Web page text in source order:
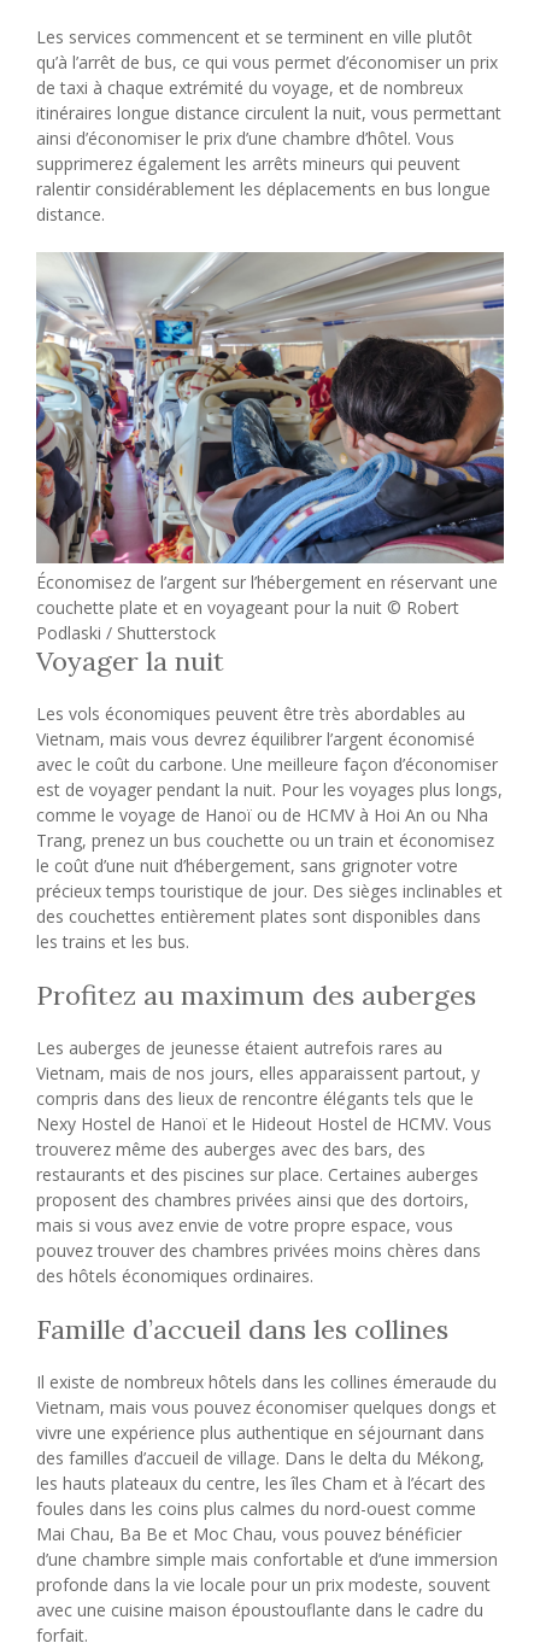
Les services commencent et se terminent en ville plutôt
qu’à l’arrêt de bus, ce qui vous permet d’économiser un prix
de taxi à chaque extrémité du voyage, et de nombreux
itinéraires longue distance circulent la nuit, vous permettant
ainsi d’économiser le prix d’une chambre d’hôtel. Vous
supprimerez également les arrêts mineurs qui peuvent
ralentir considérablement les déplacements en bus longue
distance.
Économisez de l’argent sur l’hébergement en réservant une
couchette plate et en voyageant pour la nuit © Robert
Podlaski / Shutterstock
Voyager la nuit
Les vols économiques peuvent être très abordables au
Vietnam, mais vous devrez équilibrer l’argent économisé
avec le coût du carbone. Une meilleure façon d’économiser
est de voyager pendant la nuit. Pour les voyages plus longs,
comme le voyage de Hanoï ou de HCMV à Hoi An ou Nha
Trang, prenez un bus couchette ou un train et économisez
le coût d’une nuit d’hébergement, sans grignoter votre
précieux temps touristique de jour. Des sièges inclinables et
des couchettes entièrement plates sont disponibles dans
les trains et les bus.
Profitez au maximum des auberges
Les auberges de jeunesse étaient autrefois rares au
Vietnam, mais de nos jours, elles apparaissent partout, y
compris dans des lieux de rencontre élégants tels que le
Nexy Hostel de Hanoï et le Hideout Hostel de HCMV. Vous
trouverez même des auberges avec des bars, des
restaurants et des piscines sur place. Certaines auberges
proposent des chambres privées ainsi que des dortoirs,
mais si vous avez envie de votre propre espace, vous
pouvez trouver des chambres privées moins chères dans
des hôtels économiques ordinaires.
Famille d’accueil dans les collines
Il existe de nombreux hôtels dans les collines émeraude du
Vietnam, mais vous pouvez économiser quelques dongs et
vivre une expérience plus authentique en séjournant dans
des familles d’accueil de village. Dans le delta du Mékong,
les hauts plateaux du centre, les îles Cham et à l’écart des
foules dans les coins plus calmes du nord-ouest comme
Mai Chau, Ba Be et Moc Chau, vous pouvez bénéficier
d’une chambre simple mais confortable et d’une immersion
profonde dans la vie locale pour un prix modeste, souvent
avec une cuisine maison époustouflante dans le cadre du
forfait.